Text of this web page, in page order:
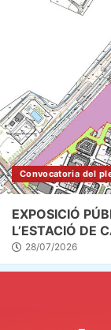
Convocatoria del
EXPOSICIÓ
L’ESTACIÓ DE
28/07/2026